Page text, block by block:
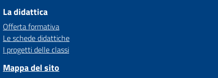
La didattica
Offerta formativa
Le schede didattiche
I progetti delle classi
Mappa del sito